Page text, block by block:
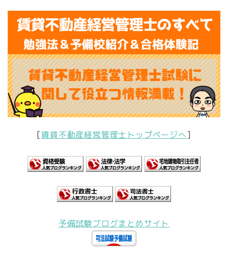
[賃貸不動産経営管理士トップページへ]
予備試験ブログまとめサイト